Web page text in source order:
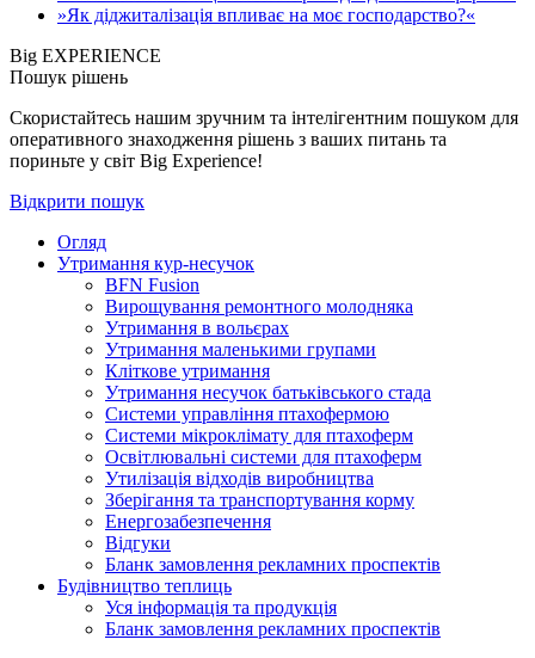
»Як діджиталізація впливає на моє господарство?«
Big EXPERIENCE
Пошук рішень
Скористайтесь нашим зручним та інтелігентним пошуком для
оперативного знаходження рішень з ваших питань та
пориньте у світ Big Experience!
Відкрити пошук
Огляд
Утримання кур-несучок
BFN Fusion
Вирощування ремонтного молодняка
Утримання в вольєрах
Утримання маленькими групами
Кліткове утримання
Утримання несучок батьківського стада
Системи управління птахофермою
Системи мікроклімату для птахоферм
Освітлювальні системи для птахоферм
Утилізація відходів виробництва
Зберігання та транспортування корму
Енергозабезпечення
Відгуки
Бланк замовлення рекламних проспектів
Будівництво теплиць
Уся інформація та продукція
Бланк замовлення рекламних проспектів